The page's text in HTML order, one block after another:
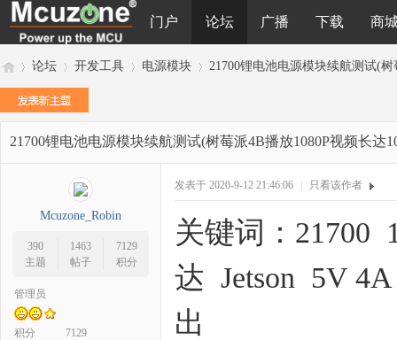
门户 论坛 广播 下载 商
»
论坛
›
开发工具
›
电源模块
›
21700锂电池电源模块续航测试(
21700锂电池电源模块续航测试(树莓派4B播放1080P视频长达
Mcuzone_Robin
390
主题
1463
帖子
7129
积分
管理员
积分 7129
发表于 2020-9-12 21:46:06 只看该作者
关键词：
达 Jetson 5V
出